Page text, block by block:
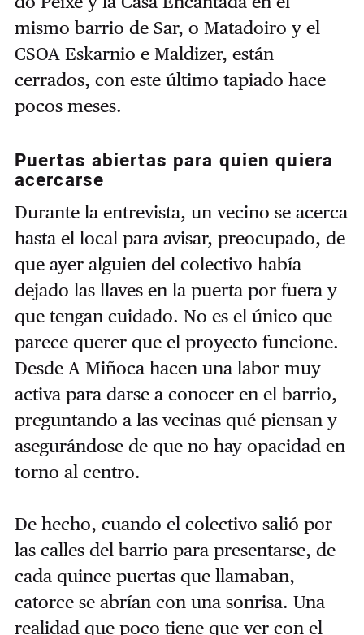
mismo barrio de Sar, o Matadoiro y el
CSOA Eskarnio e Maldizer, están
cerrados, con este último tapiado hace
pocos meses.
Puertas abiertas para quien quiera
acercarse
Durante la entrevista, un vecino se acerca
hasta el local para avisar, preocupado, de
que ayer alguien del colectivo había
dejado las llaves en la puerta por fuera y
que tengan cuidado. No es el único que
parece querer que el proyecto funcione.
Desde A Miñoca hacen una labor muy
activa para darse a conocer en el barrio,
preguntando a las vecinas qué piensan y
asegurándose de que no hay opacidad en
torno al centro.
De hecho, cuando el colectivo salió por
las calles del barrio para presentarse, de
cada quince puertas que llamaban,
catorce se abrían con una sonrisa. Una
realidad que poco tiene que ver con el